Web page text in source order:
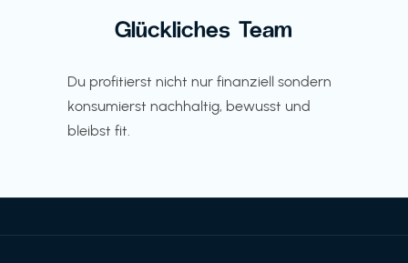
Glückliches Team
Du profitierst nicht nur finanziell sondern
konsumierst nachhaltig, bewusst und
bleibst fit.